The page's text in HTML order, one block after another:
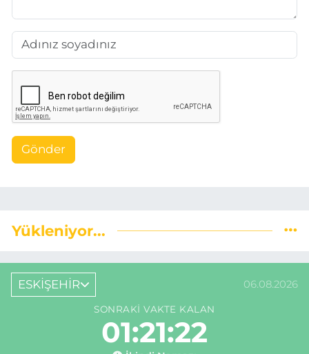
Gönder
Yükleniyor...
ESKİŞEHİR 06.08.2026
SONRAKI VAKTE KALAN
01:21:21